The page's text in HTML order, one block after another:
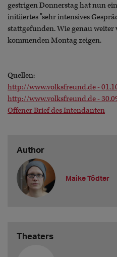
gestrigen Donnerstag hat nun
initiiertes "sehr intensives
stattgefunden. Wie genau weiter
kommenden Montag zeigen.
Quellen:
http://www.volksfreund.de -
http://www.volksfreund.de -
Offener Brief des Intendanten
Author
Maike Tödter
Theaters